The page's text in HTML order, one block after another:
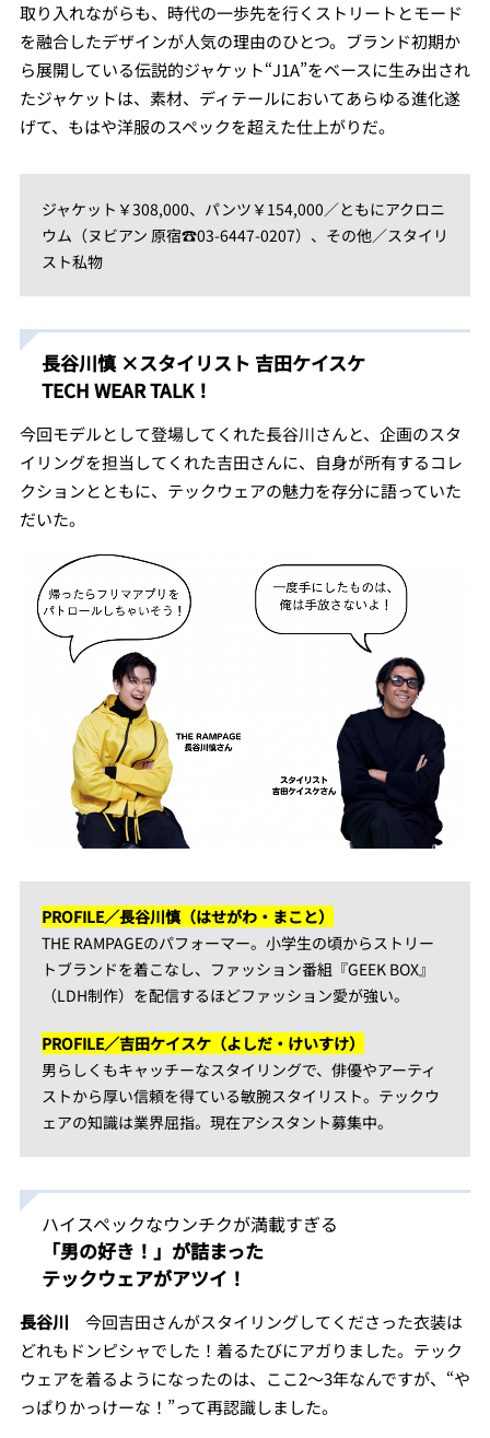
取り入れながらも、時代の一歩先を行くストリートとモード
を融合したデザインが人気の理由のひとつ。ブランド初期か
ら展開している伝説的ジャケット“J1A”をベースに生み出され
たジャケットは、素材、ディテールにおいてあらゆる進化遂
げて、もはや洋服のスペックを超えた仕上がりだ。
ジャケット￥308,000、パンツ￥154,000／ともにアクロニ
ウム（ヌビアン 原宿☎03-6447-0207）、その他／スタイリ
スト私物
長谷川慎 ×スタイリスト 吉田ケイスケ
TECH WEAR TALK！
今回モデルとして登場してくれた長谷川さんと、企画のスタ
イリングを担当してくれた吉田さんに、自身が所有するコレ
クションとともに、テックウェアの魅力を存分に語っていた
だいた。
PROFILE／長谷川慎（はせがわ・まこと）
THE RAMPAGEのパフォーマー。小学生の頃からストリー
トブランドを着こなし、ファッション番組『GEEK BOX』
（LDH制作）を配信するほどファッション愛が強い。
PROFILE／吉田ケイスケ（よしだ・けいすけ）
男らしくもキャッチーなスタイリングで、俳優やアーティ
ストから厚い信頼を得ている敏腕スタイリスト。テックウ
ェアの知識は業界屈指。現在アシスタント募集中。
ハイスペックなウンチクが満載すぎる
「男の好き！」が詰まった
テックウェアがアツイ！
長谷川 今回吉田さんがスタイリングしてくださった衣装は
どれもドンピシャでした！着るたびにアガりました。テック
ウェアを着るようになったのは、ここ2〜3年なんですが、“や
っぱりかっけーな！”って再認識しました。